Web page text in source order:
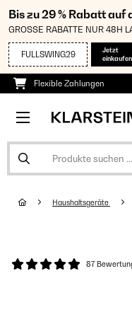
Bis zu 29 % Rabatt
GROSSE RABATTE NUR 48H
FULLSWING29
Jetzt
einkaufen
Flexible Zahlungen
Haushaltsgeräte
87